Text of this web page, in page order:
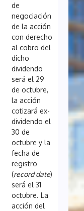
de
negociación
de la acción
con derecho
al cobro del
dicho
dividendo
será el 29
de octubre,
la acción
cotizará ex-
dividendo el
30 de
octubre y la
fecha de
registro
(record date)
será el 31
octubre. La
acción del